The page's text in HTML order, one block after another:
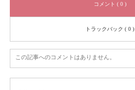
コメント ( 0 )
トラックバック ( 0 )
この記事へのコメントはありません。